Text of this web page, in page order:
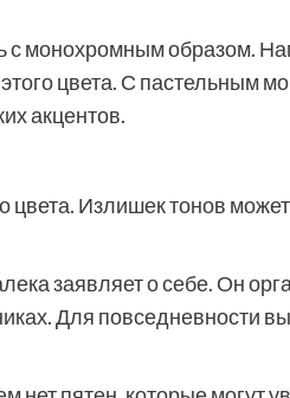
с монохромным образом.
цвета. С пастельным
акцентов.
цвета. Излишек тонов
заявляет о себе. Он
Для повседневности